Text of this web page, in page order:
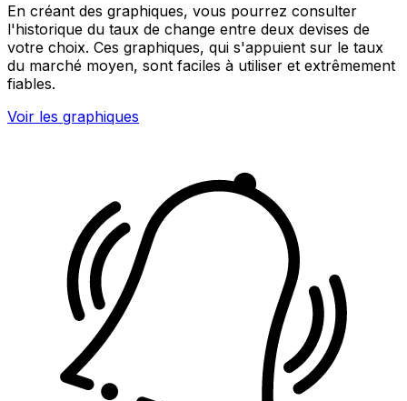
En créant des graphiques, vous pourrez consulter
l'historique du taux de change entre deux devises de
votre choix. Ces graphiques, qui s'appuient sur le taux
du marché moyen, sont faciles à utiliser et extrêmement
fiables.
Voir les graphiques